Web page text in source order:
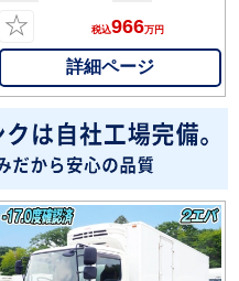
☆ 税込966万円
詳細ページ